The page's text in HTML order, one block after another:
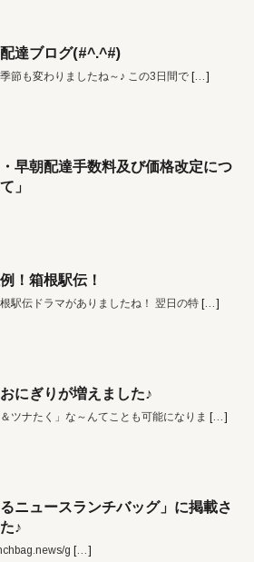
達ブログ(#^.^#)
節も変わりましたね～♪ この3日間で […]
・早朝配達手数料及び価格改定につ
」
！箱根駅伝！
駅伝ドラマがありましたね！ 翌日の特 […]
にぎりが増えました♪
＆ツナたく」な～んてことも可能になりま […]
るニュースランチバッグ」に掲載さ
♪
g […]